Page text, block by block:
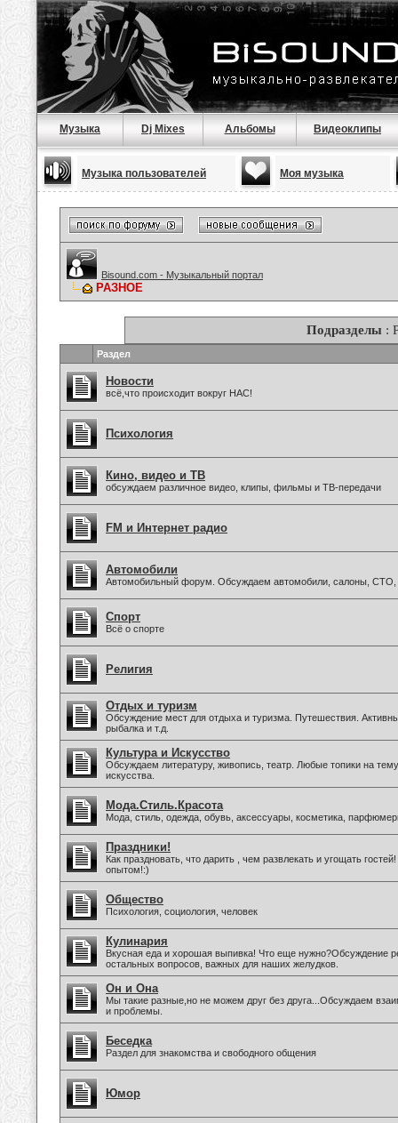
Музыка Dj Mixes Альбомы Видеоклипы
Музыка пользователей Моя музыка
Bisound.com - Музыкальный портал
РАЗНОЕ
Подразделы :
Раздел
Новости
всё,что происходит вокруг НАС!
Психология
Кино, видео и ТВ
обсуждаем различное видео, клипы, фильмы и ТВ-передачи
FM и Интернет радио
Автомобили
Автомобильный форум. Обсуждаем автомобили, салоны, СТО,
Спорт
Всё о спорте
Религия
Отдых и туризм
Обсуждение мест для отдыха и туризма. Путешествия.
рыбалка и т.д.
Культура и Искусство
Обсуждаем литературу, живопись, театр. Любые топики на
искусства.
Мода.Стиль.Красота
Мода, стиль, одежда, обувь, аксессуары, косметика,
Праздники!
Как праздновать, что дарить , чем развлекать и угощать
опытом!:)
Общество
Психология, социология, человек
Кулинария
Вкусная еда и хорошая выпивка! Что еще нужно?Обсуждение
остальных вопросов, важных для наших желудков.
Он и Она
Мы такие разные,но не можем друг без друга...Обсуждаем
и проблемы.
Беседка
Раздел для знакомства и свободного общения
Юмор